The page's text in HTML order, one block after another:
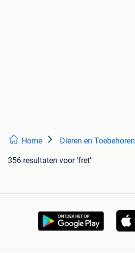
Home Dieren en Toebehoren
356 resultaten voor 'fret'